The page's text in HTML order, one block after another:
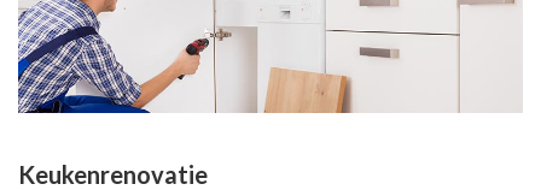
Keukenrenovatie